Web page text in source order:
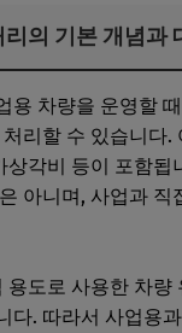
의 기본 개념과
용 차량을 운영할
리할 수 있습니다.
상각비 등이 포함됩
아니며, 사업과 직
용도로 사용한 차량
다. 따라서 사업용